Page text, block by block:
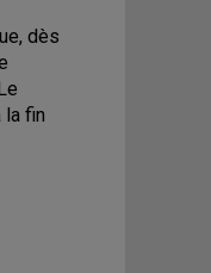
dès
la fin